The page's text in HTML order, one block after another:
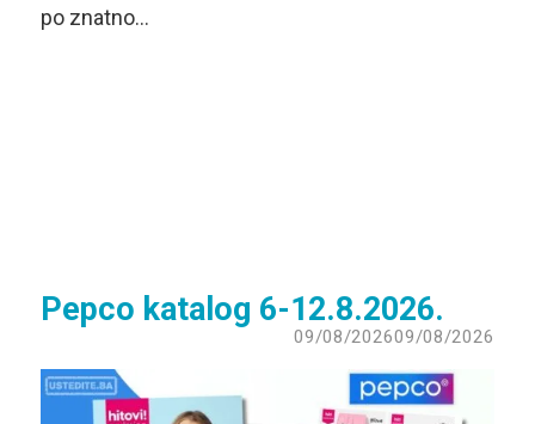
po znatno…
Pepco katalog 6-12.8.2026.
09/08/202609/08/2026